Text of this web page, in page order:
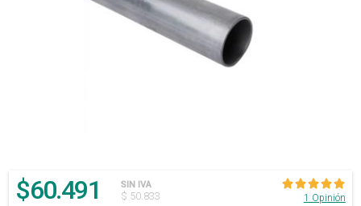
$60.491 SIN IVA
$ 50.833 1 Opinión